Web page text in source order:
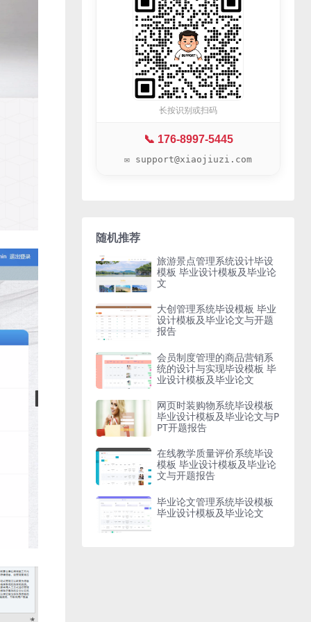
长按识别或扫码
📞 176-8997-5445
✉️ support@xiaojiuzi.com
随机推荐
旅游景点管理系统设计毕设
模板 毕业设计模板及毕业论
文
大创管理系统毕设模板 毕业
设计模板及毕业论文与开题
报告
会员制度管理的商品营销系
统的设计与实现毕设模板 毕
业设计模板及毕业论文
网页时装购物系统毕设模板
毕业设计模板及毕业论文与P
PT开题报告
在线教学质量评价系统毕设
模板 毕业设计模板及毕业论
文与开题报告
毕业论文管理系统毕设模板
毕业设计模板及毕业论文